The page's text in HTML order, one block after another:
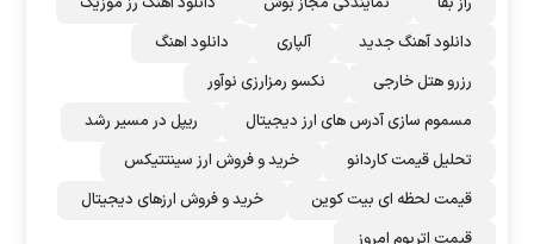
دانلود آهنگ جدید
آلپاری
دانلود اهنگ
رزرو هتل خارجی
نکسو رمزارزی نوآور
مسموم سازی آدرس های ارز دیجیتال
ریپل در مسیر رشد
تحلیل قیمت کاردانو
خرید و فروش ارز سینتتیکس
قیمت لحظه ای بیت کوین
خرید و فروش ارزهای دیجیتال
قیمت اتریوم امروز